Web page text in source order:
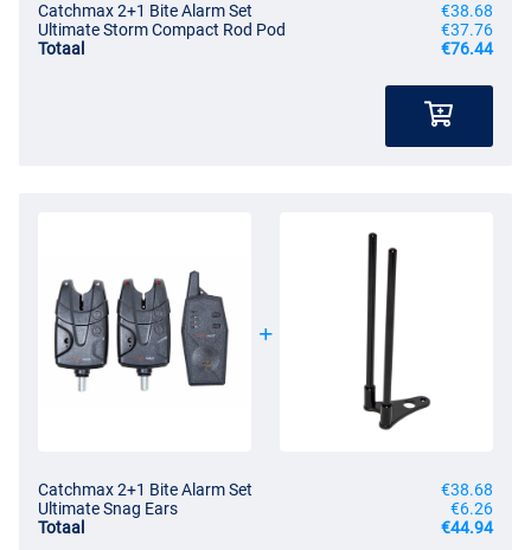
Catchmax 2+1 Bite Alarm Set
€38.68
Ultimate Storm Compact Rod Pod
€37.76
Totaal
€76.44
Catchmax 2+1 Bite Alarm Set
€38.68
Ultimate Snag Ears
€6.26
Totaal
€44.94